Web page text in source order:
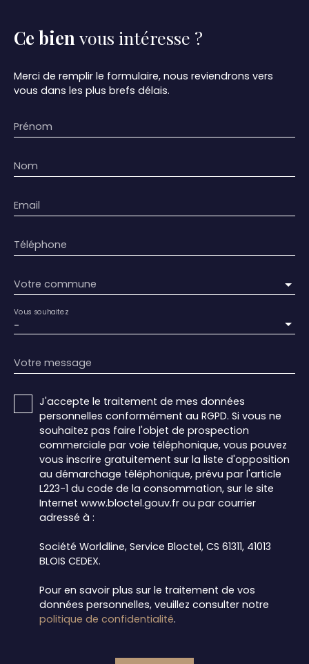
Ce bien vous intéresse ?
Merci de remplir le formulaire, nous reviendrons vers
vous dans les plus brefs délais.
Prénom
Nom
Email
Téléphone
Votre commune
-
Vous souhaitez
Votre message
J'accepte le traitement de mes données
personnelles conformément au RGPD. Si vous ne
souhaitez pas faire l'objet de prospection
commerciale par voie téléphonique, vous pouvez
vous inscrire gratuitement sur la liste d'opposition
au démarchage téléphonique, prévu par l'article
L223-1 du code de la consommation, sur le site
Internet www.bloctel.gouv.fr ou par courrier
adressé à :
Société Worldline, Service Bloctel, CS 61311, 41013
BLOIS CEDEX.
Pour en savoir plus sur le traitement de vos
données personnelles, veuillez consulter notre
politique de confidentialité.